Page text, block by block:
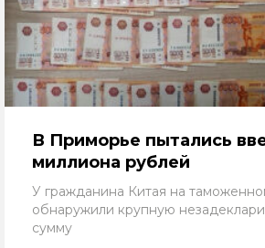
В Приморье пытались
миллиона рублей
У гражданина Китая на
обнаружили крупную
сумму